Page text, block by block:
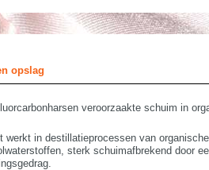
opslag
veroorzaakte schuim in
in destillatieprocessen van
sterk schuimafbrekend door